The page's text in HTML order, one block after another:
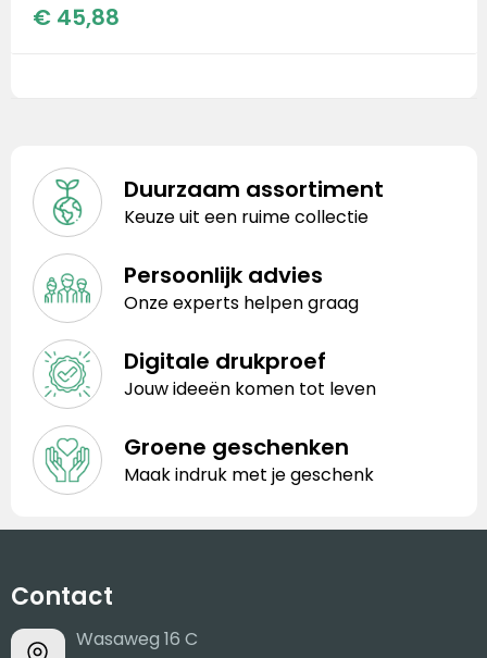
€ 45,88
Duurzaam assortiment
Keuze uit een ruime collectie
Persoonlijk advies
Onze experts helpen graag
Digitale drukproef
Jouw ideeën komen tot leven
Groene geschenken
Maak indruk met je geschenk
Contact
Wasaweg 16 C